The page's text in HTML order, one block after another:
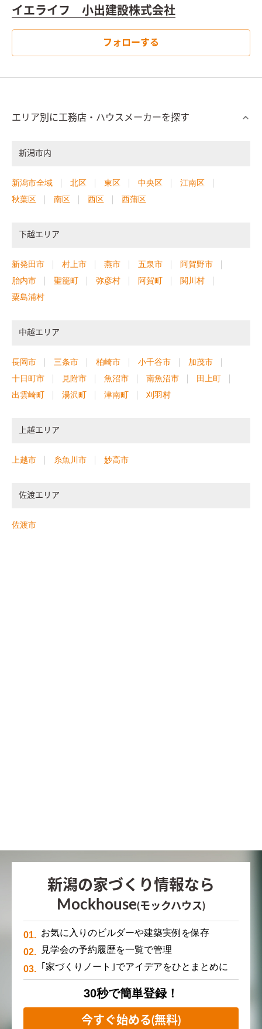
イエライフ 小出建設株式会社
フォローする
エリア別に工務店・ハウスメーカーを探す
新潟市内
新潟市全域 北区 東区 中央区
江南区
秋葉区
南区 西区 西蒲区
下越エリア
新発田市 村上市 燕市 五泉市
阿賀野市
胎内市
聖籠町 弥彦村 阿賀町
関川村
粟島浦村
中越エリア
長岡市 三条市 柏崎市 小千谷市
加茂市
十日町市
見附市 魚沼市 南魚沼市
田上町
出雲崎町
湯沢町 津南町 刈羽村
上越エリア
上越市 糸魚川市 妙高市
佐渡エリア
佐渡市
新潟の家づくり情報なら
Mockhouse(モックハウス)
お気に入りのビルダーや建築実例を保存
見学会の予約履歴を一覧で管理
｢家づくりノート｣でアイデアをひとまとめに
30秒で簡単登録！
今すぐ始める(無料)